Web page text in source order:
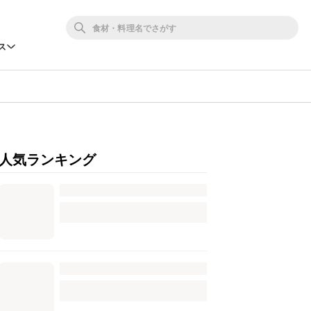
人気ランキング